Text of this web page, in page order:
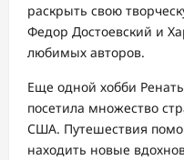
раскрыть свою
Федор Достоевский и
любимых авторов.
Еще одной хобби
посетила множество
США. Путешествия
находить новые